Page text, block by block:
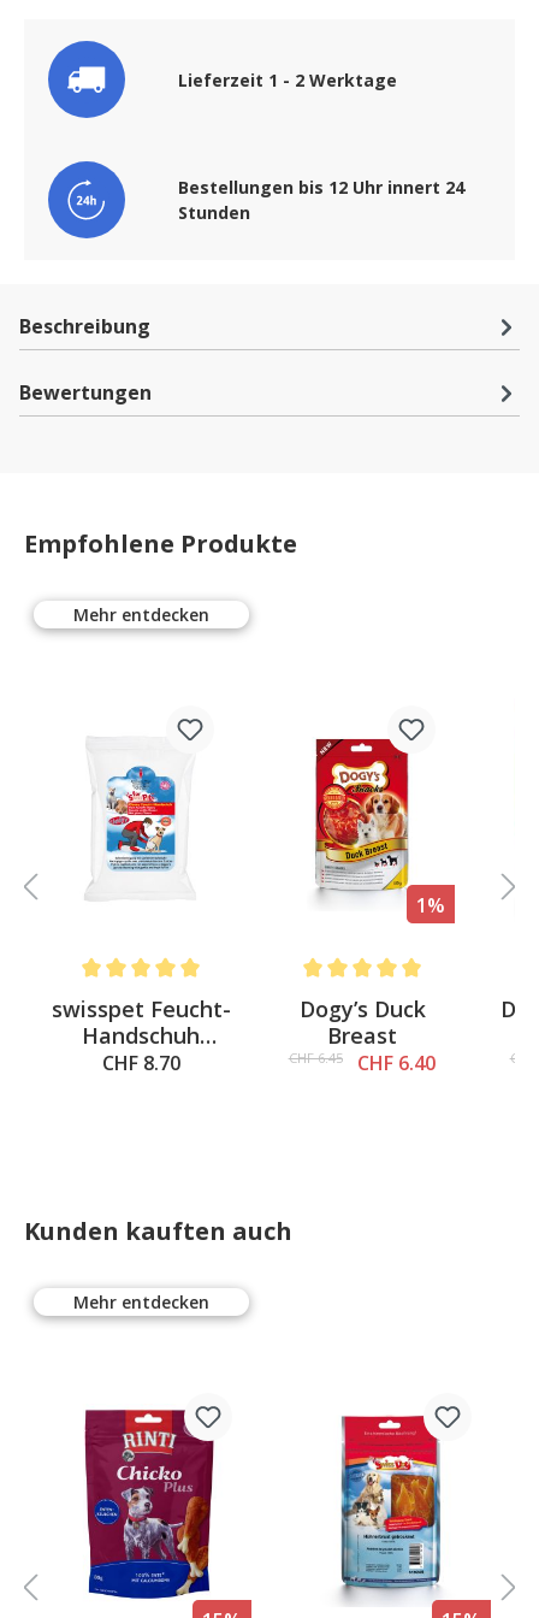
Lieferzeit 1 - 2 Werktage
Bestellungen bis 12 Uhr innert 24
Stunden
Beschreibung
Bewertungen
Empfohlene Produkte
Mehr entdecken
out of 5 starsAverage rating of 5 out of 5 stars
swisspet Feucht-
Handschuh
Cleany
CHF 8.70
1%
Average rating of 5 out of 5
Dogy’s Duck
Breast
CHF 6.45 CHF 6.40 CHF
Kunden kauften auch
Mehr entdecken